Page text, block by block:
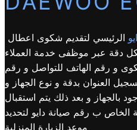
الرئيسي لتقديم شكوى اعطال
دقة عبر موظفى خدمة العملاء
و رقم الهاتف للتواصل و رقم
العنوان بدقة و نوع الجهاز و
بالجهاز و بعد ذلك يتم استقبال
ب رقم صيانة دايو لتحديد
موعد الزيارة المنزلية